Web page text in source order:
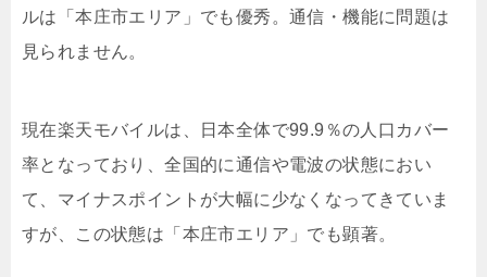
ルは「本庄市エリア」でも優秀。通信・機能に問題は
見られません。
現在楽天モバイルは、日本全体で99.9％の人口カバー
率となっており、全国的に通信や電波の状態におい
て、マイナスポイントが大幅に少なくなってきていま
すが、この状態は「本庄市エリア」でも顕著。